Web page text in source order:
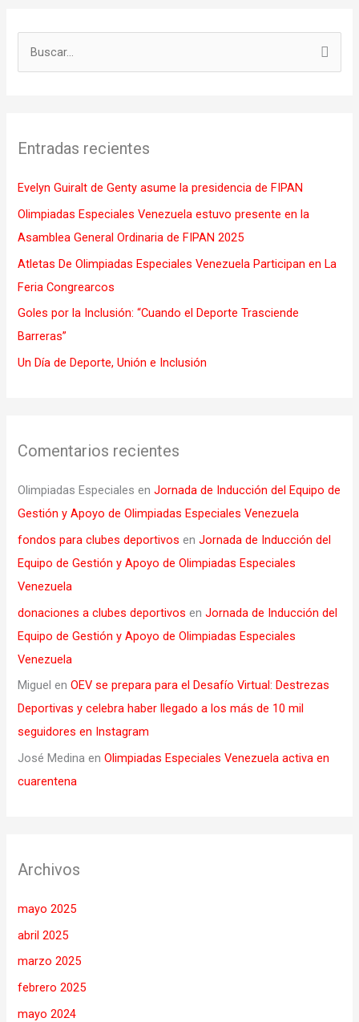
a
p
o
r
:
Entradas recientes
Evelyn Guiralt de Genty asume la presidencia de FIPAN
Olimpiadas Especiales Venezuela estuvo presente en la
Asamblea General Ordinaria de FIPAN 2025
Atletas De Olimpiadas Especiales Venezuela Participan en La
Feria Congrearcos
Goles por la Inclusión: “Cuando el Deporte Trasciende
Barreras”
Un Día de Deporte, Unión e Inclusión
Comentarios recientes
Olimpiadas Especiales enJornada de Inducción del Equipo de
Gestión y Apoyo de Olimpiadas Especiales Venezuela
fondos para clubes deportivos enJornada de Inducción del
Equipo de Gestión y Apoyo de Olimpiadas Especiales
Venezuela
donaciones a clubes deportivos enJornada de Inducción del
Equipo de Gestión y Apoyo de Olimpiadas Especiales
Venezuela
Miguel enOEV se prepara para el Desafío Virtual: Destrezas
Deportivas y celebra haber llegado a los más de 10 mil
seguidores en Instagram
José Medina enOlimpiadas Especiales Venezuela activa en
cuarentena
Archivos
mayo 2025
abril 2025
marzo 2025
febrero 2025
mayo 2024